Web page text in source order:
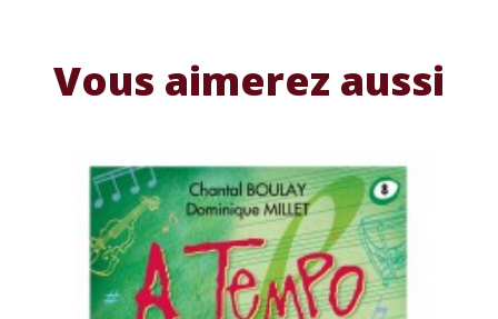
Vous aimerez aussi